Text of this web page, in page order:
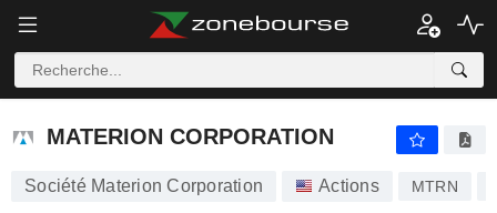
MATERION CORPORATION
MATERION CORPORATION
Société Materion Corporation Actions MTRN